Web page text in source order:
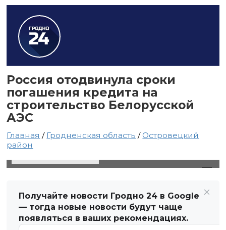
Россия отодвинула сроки
погашения кредита на
строительство Белорусской
АЭС
Главная / Гродненская область /Островецкий
район
Получайте новости Гродно 24 в Google
— тогда новые новости будут чаще
появляться в ваших рекомендациях.